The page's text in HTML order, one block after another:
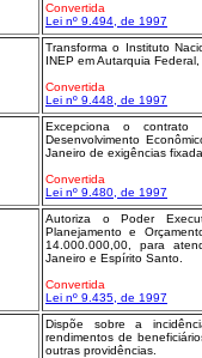
Convertida
Lei nº 9.494, de 1997
Transforma o Instituto
INEP em Autarquia
Convertida
Lei nº 9.448, de 1997
Excepciona o
Desenvolvimento
Janeiro de exigências
Convertida
Lei nº 9.480, de 1997
Autoriza o Poder
Planejamento e
14.000.000,00, para
Janeiro e Espírito Santo.
Convertida
Lei nº 9.435, de 1997
Dispõe sobre a
rendimentos de
outras providências.